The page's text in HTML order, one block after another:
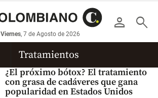
person search
Viernes, 7 de Agosto de 2026
Tratamientos
¿El próximo bótox? El tratamiento
con grasa de cadáveres que gana
popularidad en Estados Unidos